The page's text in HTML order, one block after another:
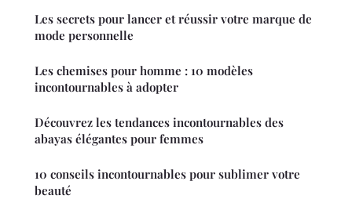
Les secrets pour lancer et réussir votre marque de
mode personnelle
Les chemises pour homme : 10 modèles
incontournables à adopter
Découvrez les tendances incontournables des
abayas élégantes pour femmes
10 conseils incontournables pour sublimer votre
beauté